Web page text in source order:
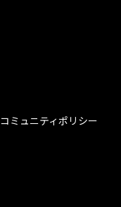
コミュニティポリシー